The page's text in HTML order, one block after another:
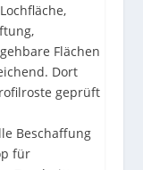
Flächen
Dort
geprüft
Beschaffung
für